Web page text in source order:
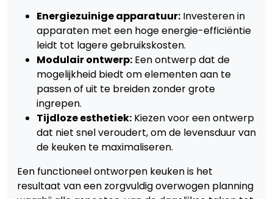
Energiezuinige apparatuur: Investeren in
apparaten met een hoge energie-efficiëntie
leidt tot lagere gebruikskosten.
Modulair ontwerp: Een ontwerp dat de
mogelijkheid biedt om elementen aan te
passen of uit te breiden zonder grote
ingrepen.
Tijdloze esthetiek: Kiezen voor een ontwerp
dat niet snel veroudert, om de levensduur van
de keuken te maximaliseren.
Een functioneel ontworpen keuken is het
resultaat van een zorgvuldig overwogen planning